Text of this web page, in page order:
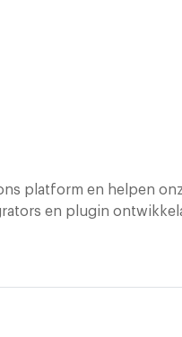
platform en helpen
en plugin